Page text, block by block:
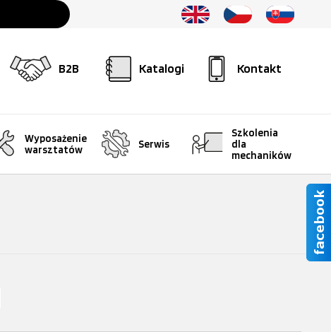
B2B Katalogi Kontakt
Wyposażenie
warsztatów
Serwis
Szkolenia
dla
mechaników